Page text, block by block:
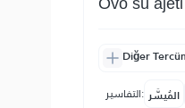
Ovo su
Diğer
التفاسير: المُيسَّر